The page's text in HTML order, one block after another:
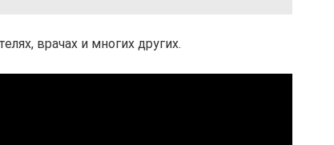
врачах и многих других.